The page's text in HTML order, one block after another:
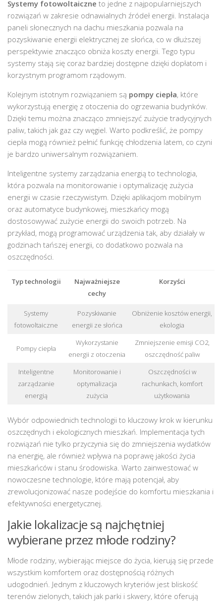
Systemy fotowoltaiczne to jedne z najpopularniejszych
rozwiązań w zakresie odnawialnych źródeł energii. Instalacja
paneli słonecznych na dachu mieszkania pozwala na
pozyskiwanie energii elektrycznej ze słońca, co w dłuższej
perspektywie znacząco obniża koszty energii. Tego typu
systemy stają się coraz bardziej dostępne dzięki dopłatom i
korzystnym programom rządowym.
Kolejnym istotnym rozwiązaniem są pompy ciepła, które
wykorzystują energię z otoczenia do ogrzewania budynków.
Dzięki temu można znacząco zmniejszyć zużycie tradycyjnych
paliw, takich jak gaz czy węgiel. Warto podkreślić, że pompy
ciepła mogą również pełnić funkcję chłodzenia latem, co czyni
je bardzo uniwersalnym rozwiązaniem.
Inteligentne systemy zarządzania energią to technologia,
która pozwala na monitorowanie i optymalizację zużycia
energii w czasie rzeczywistym. Dzięki aplikacjom mobilnym
oraz automatyce budynkowej, mieszkańcy mogą
dostosowywać zużycie energii do swoich potrzeb. Na
przykład, mogą programować urządzenia tak, aby działały w
godzinach tańszej energii, co dodatkowo pozwala na
oszczędności.
Typ technologii
Najważniejsze
cechy
Korzyści
Systemy
fotowoltaiczne
Pozyskiwanie
energii ze słońca
Obniżenie kosztów energii,
ekologia
Pompy ciepła
Wykorzystanie
energii z otoczenia
Zmniejszenie emisji CO2,
oszczędność paliw
Inteligentne
zarządzanie
energią
Monitorowanie i
optymalizacja
zużycia
Oszczędności w
rachunkach, komfort
użytkowania
Wybór odpowiednich technologii to kluczowy krok w kierunku
oszczędnych i ekologicznych mieszkań. Implementacja tych
rozwiązań nie tylko przyczynia się do zmniejszenia wydatków
na energię, ale również wpływa na poprawę jakości życia
mieszkańców i stanu środowiska. Warto zainwestować w
nowoczesne technologie, które mają potencjał, aby
zrewolucjonizować nasze podejście do komfortu mieszkania i
efektywności energetycznej.
Jakie lokalizacje są najchętniej
wybierane przez młode rodziny?
Młode rodziny, wybierając miejsce do życia, kierują się przede
wszystkim komfortem oraz dostępnością różnych
udogodnień. Jednym z kluczowych kryteriów jest bliskość
terenów zielonych, takich jak parki i skwery, które oferują